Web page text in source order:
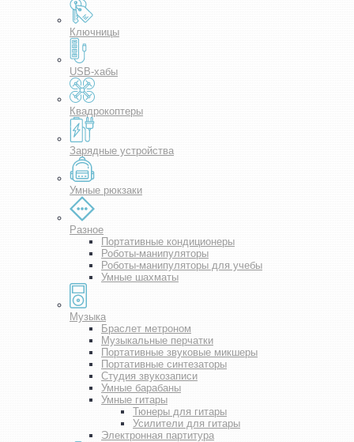
Ключницы
USB-хабы
Квадрокоптеры
Зарядные устройства
Умные рюкзаки
Разное
Портативные кондиционеры
Роботы-манипуляторы
Роботы-манипуляторы для учебы
Умные шахматы
Музыка
Браслет метроном
Музыкальные перчатки
Портативные звуковые микшеры
Портативные синтезаторы
Студия звукозаписи
Умные барабаны
Умные гитары
Тюнеры для гитары
Усилители для гитары
Электронная партитура